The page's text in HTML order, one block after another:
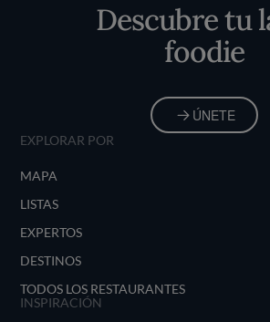
Descubre tu
foodie
ÚNETE
EXPLORAR POR
MAPA
LISTAS
EXPERTOS
DESTINOS
TODOS LOS RESTAURANTES
INSPIRACIÓN